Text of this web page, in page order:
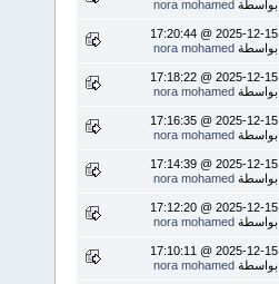
بواسطة nora mohamed
2025-12-15 @ 17:20:44
بواسطة nora mohamed
2025-12-15 @ 17:18:22
بواسطة nora mohamed
2025-12-15 @ 17:16:35
بواسطة nora mohamed
2025-12-15 @ 17:14:39
بواسطة nora mohamed
2025-12-15 @ 17:12:20
بواسطة nora mohamed
2025-12-15 @ 17:10:11
بواسطة nora mohamed